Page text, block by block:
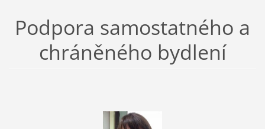
Podpora samostatného a
chráněného bydlení